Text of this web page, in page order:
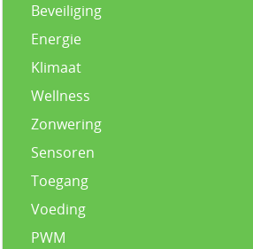
Beveiliging
Energie
Klimaat
Wellness
Zonwering
Sensoren
Toegang
Voeding
PWM